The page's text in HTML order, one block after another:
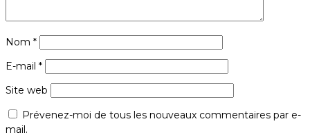
Nom *
E-mail *
Site web
Prévenez-moi de tous les nouveaux commentaires par e-
mail.